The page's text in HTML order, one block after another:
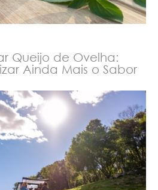
Queijo de Ovelha:
Ainda Mais o Sabor